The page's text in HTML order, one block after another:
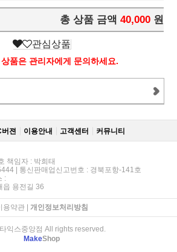
총 상품 금액 40,000 원
관심상품
품은 관리자에게 문의하세요.
버젼 이용안내 고객센터 커뮤니티
책임자 : 박희태
| 통신판매업신고번호 : 경북포항-141호
:
읍 용전길 36
용약관| 개인정보처리방침
익스중앙점 All rights reserved.
MakeShop